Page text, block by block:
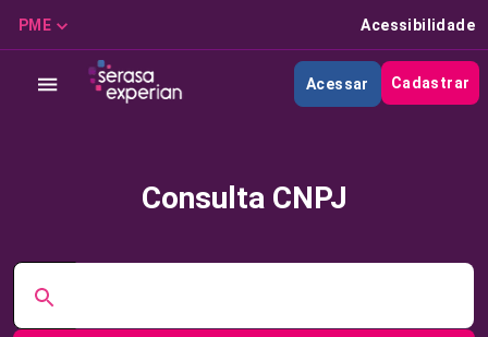
PME Acessibilidade
Acessar Cadastrar
Consulta CNPJ